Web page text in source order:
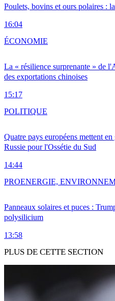
Poulets, bovins et ours polaires :
16:04
La « résilience surprenante » de
des exportations chinoises
15:17
ÉCONOMIE
Quatre pays européens mettent
Russie pour l'Ossétie du Sud
14:44
POLITIQUE
Panneaux solaires et puces :
polysilicium
13:58
PROENERGIE,
PLUS DE CETTE SECTION